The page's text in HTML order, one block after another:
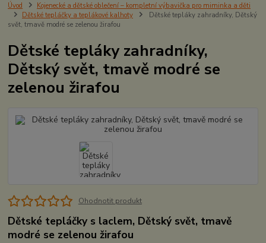
Úvod
Kojenecké a dětské oblečení – kompletní výbavička pro miminka a děti
Dětské tepláčky a teplákové kalhoty
Dětské tepláky zahradníky, Dětský
svět, tmavě modré se zelenou žirafou
Dětské tepláky zahradníky,
Dětský svět, tmavě modré se
zelenou žirafou
Ohodnotit produkt
Dětské tepláčky s laclem, Dětský svět, tmavě
modré se zelenou žirafou